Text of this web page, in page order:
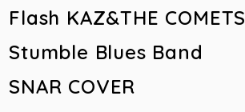
Flash KAZ&THE COMETS
Stumble Blues Band
SNAR COVER